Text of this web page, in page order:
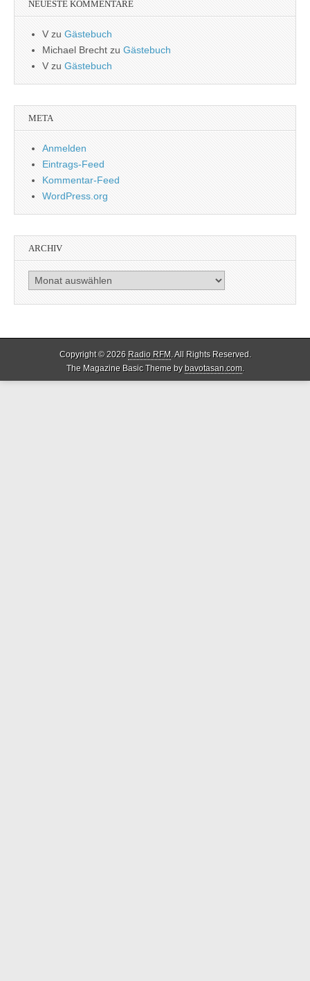
NEUESTE KOMMENTARE
V zu Gästebuch
Michael Brecht zu Gästebuch
Vzu Gästebuch
META
Anmelden
Eintrags-Feed
Kommentar-Feed
WordPress.org
ARCHIV
Archiv
Copyright © 2026 Radio RFM. All Rights Reserved.
The Magazine Basic Theme bybavotasan.com